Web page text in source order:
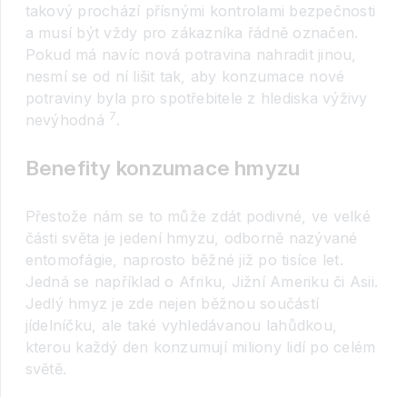
takový prochází přísnými kontrolami bezpečnosti
a musí být vždy pro zákazníka řádně označen.
Pokud má navíc nová potravina nahradit jinou,
nesmí se od ní lišit tak, aby konzumace nové
potraviny byla pro spotřebitele z hlediska výživy
nevýhodná 7.
Benefity konzumace hmyzu
Přestože nám se to může zdát podivné, ve velké
části světa je jedení hmyzu, odborně nazývané
entomofágie, naprosto běžné již po tisíce let.
Jedná se například o Afriku, Jižní Ameriku či Asii.
Jedlý hmyz je zde nejen běžnou součástí
jídelníčku, ale také vyhledávanou lahůdkou,
kterou každý den konzumují miliony lidí po celém
světě.